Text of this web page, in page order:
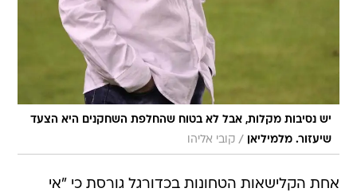
יש נסיבות מקלות, אבל לא בטוח שהחלפת השחקנים היא הצעד
שיעזור. מלמיליאן
/ קובי אליהו
אחת הקלישאות הטחונות בכדורגל גורסת כי "אי